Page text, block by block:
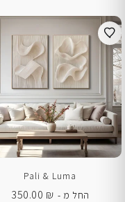
Pali & Luma
החל מ -
350.00 ₪